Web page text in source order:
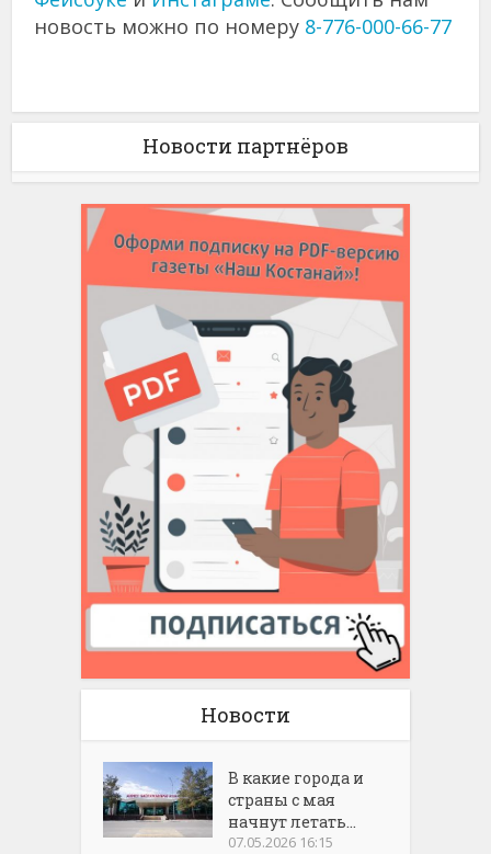
новость можно по номеру 8-776-000-66-77
Новости партнёров
Новости
В какие города и
страны с мая
начнут летать...
07.05.2026 16:15